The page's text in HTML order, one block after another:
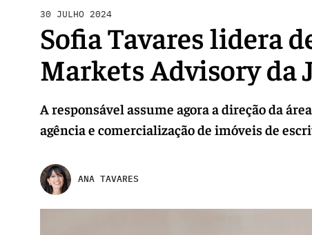
30 JULHO 2024
Sofia Tavares lidera
Markets Advisory da
A responsável assume agora a direção da
agência e comercialização de imóveis de
ANA TAVARES